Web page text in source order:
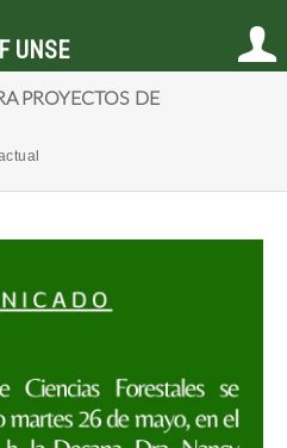
PROYECTOS DE
UNSE